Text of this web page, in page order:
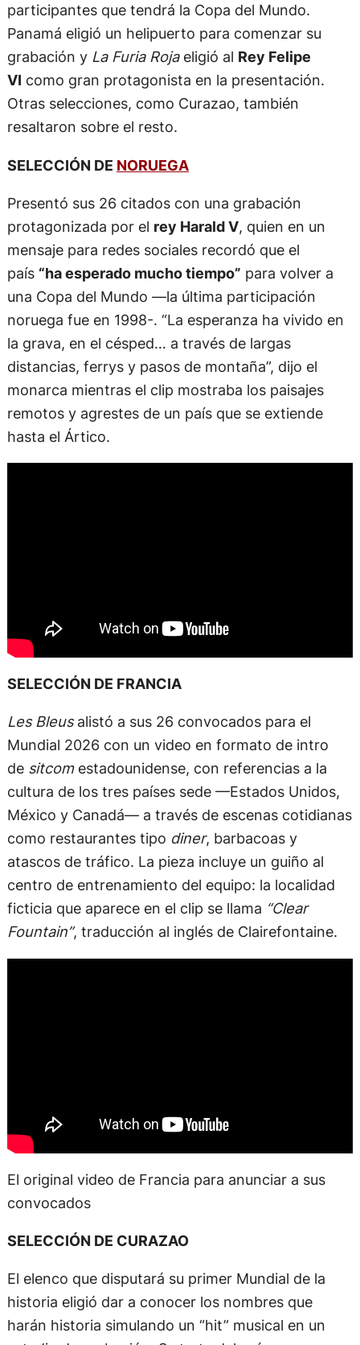
participantes que tendrá la Copa del Mundo.
Panamá eligió un helipuerto para comenzar su
grabación y La Furia Rojaeligió al Rey Felipe
VI como gran protagonista en la presentación.
Otras selecciones, como Curazao, también
resaltaron sobre el resto.
SELECCIÓN DE NORUEGA
Presentó sus 26 citados con una grabación
protagonizada por el rey Harald V, quien en un
mensaje para redes sociales recordó que el
país “ha esperado mucho tiempo” para volver a
una Copa del Mundo —la última participación
noruega fue en 1998-. “La esperanza ha vivido en
la grava, en el césped… a través de largas
distancias, ferrys y pasos de montaña”, dijo el
monarca mientras el clip mostraba los paisajes
remotos y agrestes de un país que se extiende
hasta el Ártico.
SELECCIÓN DE FRANCIA
Les Bleusalistó a sus 26 convocados para el
Mundial 2026 con un video en formato de intro
de sitcomestadounidense, con referencias a la
cultura de los tres países sede —Estados Unidos,
México y Canadá— a través de escenas cotidianas
como restaurantes tipo diner, barbacoas y
atascos de tráfico. La pieza incluye un guiño al
centro de entrenamiento del equipo: la localidad
ficticia que aparece en el clip se llama “Clear
Fountain”, traducción al inglés de Clairefontaine.
El original video de Francia para anunciar a sus
convocados
SELECCIÓN DE CURAZAO
El elenco que disputará su primer Mundial de la
historia eligió dar a conocer los nombres que
harán historia simulando un “hit” musical en un